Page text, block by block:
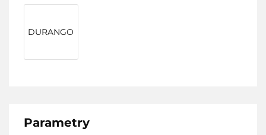
DURANGO
Parametry